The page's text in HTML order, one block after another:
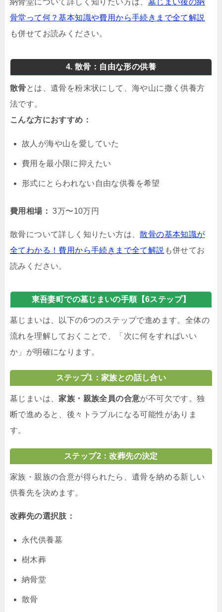
骨堂って何？基本知識や費用から手続きまで全て解説
も併せてお読みください。
4. 散骨：自由な形の供養
散骨とは、遺骨を粉末状にして、海や山に撒く供養方
法です。
こんな方におすすめ：
故人が海や山を愛していた
費用を最小限に抑えたい
形式にとらわれない自由な供養を希望
費用相場： 3万〜10万円
散骨について詳しく知りたい方は、散骨の基本知識が
全てわかる！費用から手続きまで全て解説 も併せてお
読みください。
東吾妻町での墓じまいの手順【6ステップ】
墓じまいは、以下の6つのステップで進めます。全体の
流れを理解しておくことで、「次に何をすればいい
か」が明確になります。
ステップ1：家族との話し合い
墓じまいは、 家族・親族全員の合意が不可欠です。独
断で進めると、後々トラブルになる可能性がありま
す。
ステップ2：改葬先の決定
家族・親族の合意が得られたら、遺骨を納める新しい
供養先を決めます。
改葬先の選択肢：
永代供養墓
樹木葬
納骨堂
散骨